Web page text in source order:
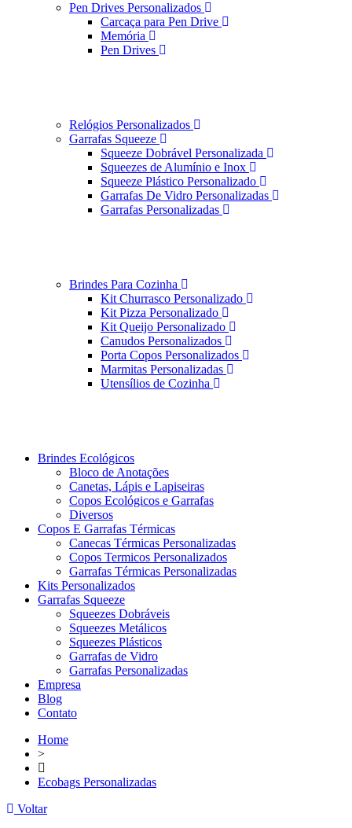
Pen Drives Personalizados
Carcaça para Pen Drive
Memória
Pen Drives
Relógios Personalizados
Garrafas Squeeze
Squeeze Dobrável Personalizada
Squeezes de Alumínio e Inox
Squeeze Plástico Personalizado
Garrafas De Vidro Personalizadas
Garrafas Personalizadas
Brindes Para Cozinha
Kit Churrasco Personalizado
Kit Pizza Personalizado
Kit Queijo Personalizado
Canudos Personalizados
Porta Copos Personalizados
Marmitas Personalizadas
Utensílios de Cozinha
Brindes Ecológicos
Bloco de Anotações
Canetas, Lápis e Lapiseiras
Copos Ecológicos e Garrafas
Diversos
Copos E Garrafas Térmicas
Canecas Térmicas Personalizadas
Copos Termicos Personalizados
Garrafas Térmicas Personalizadas
Kits Personalizados
Garrafas Squeeze
Squeezes Dobráveis
Squeezes Metálicos
Squeezes Plásticos
Garrafas de Vidro
Garrafas Personalizadas
Empresa
Blog
Contato
Home
>
Ecobags Personalizadas
Voltar